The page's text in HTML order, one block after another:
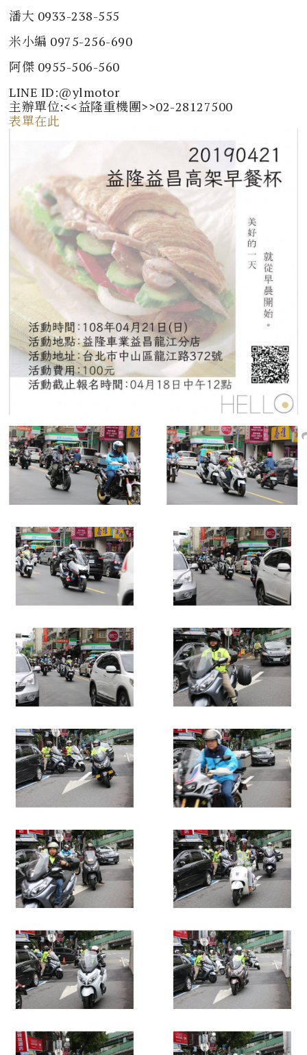
潘大 0933-238-555
米小編 0975-256-690
阿傑 0955-506-560
LINE ID:@ylmotor
主辦單位:<<益隆重機團>>02-28127500
表單在此